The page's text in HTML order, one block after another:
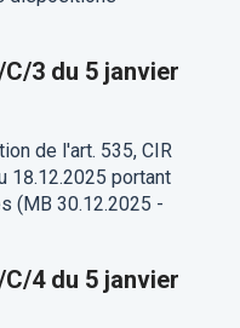
3 du 5 janvier
de l'art. 535, CIR
18.12.2025 portant
(MB 30.12.2025 -
4 du 5 janvier